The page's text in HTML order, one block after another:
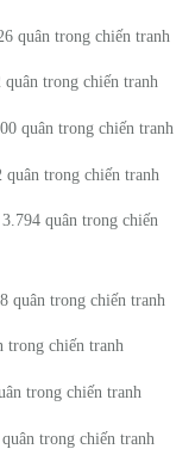
quân trong chiến tranh
trong chiến tranh
quân trong chiến tranh
trong chiến tranh
quân trong chiến
quân trong chiến tranh
trong chiến tranh
trong chiến tranh
trong chiến tranh